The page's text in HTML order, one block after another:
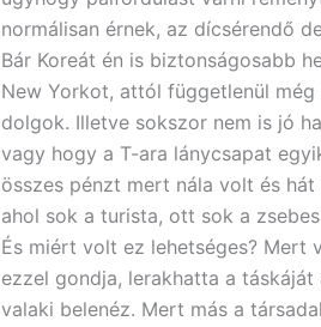
normálisan érnek, az dícsérendő
Bár Koreát én is biztonságosabb
New Yorkot, attól függetlenül
dolgok. Illetve sokszor nem is jó
vagy hogy a T-ara lánycsapat
összes pénzt mert nála volt és
ahol sok a turista, ott sok a
És miért volt ez lehetséges? Mert
ezzel gondja, lerakhatta a
valaki belenéz. Mert más a